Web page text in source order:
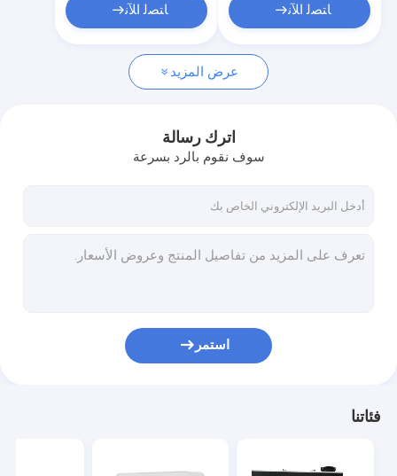
ﺎﺘﺼﻟ ﺍﻶﻧ ﺎﺘﺼﻟ ﺍﻶﻧ
عرض المزيد
اترك رسالة
سوف نقوم بالرد بسرعة
استمر
فئاتنا